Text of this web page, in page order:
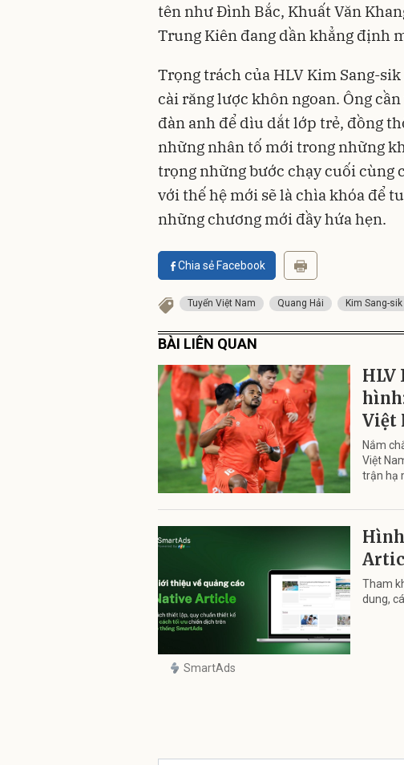
tên như Đình Bắc, Khuất Văn
Trung Kiên đang dần khẳng định
Trọng trách của HLV Kim Sang-
cài răng lược khôn ngoan. Ông
đàn anh để dìu dắt lớp trẻ, đồng
những nhân tố mới trong những
trọng những bước chạy cuối cùng
với thế hệ mới sẽ là chìa khóa để
những chương mới đầy hứa hẹn.
Chia sẻ Facebook
Tuyển Việt Nam Quang Hải Kim Sang-sik
BÀI LIÊN QUAN
HLV
Việt
Nắm
Việt
trận hạ
Tham
dung,
SmartAds